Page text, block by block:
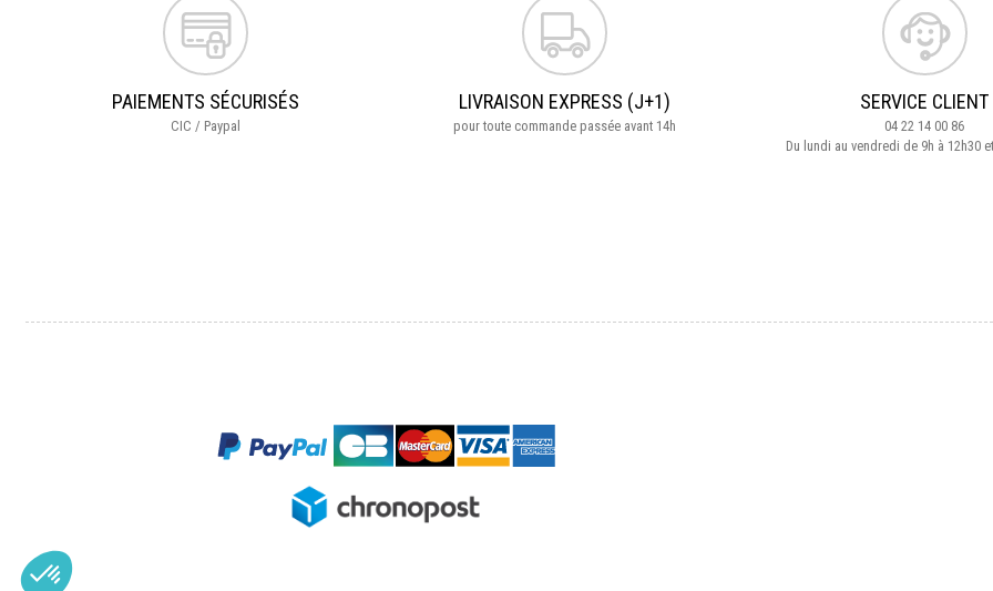
PAIEMENTS SÉCURISÉS
CIC / Paypal
LIVRAISON EXPRESS (J+1)
pour toute commande passée avant 14h
SERVICE CLIENT
04 22 14 00 86
Du lundi au vendredi de 9h à 12h30